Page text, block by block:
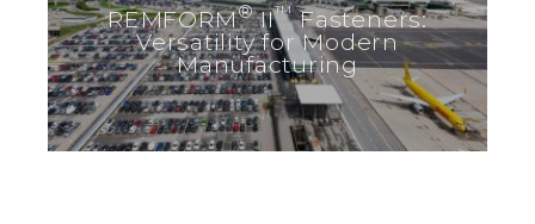
REMFORM®II™Fasteners:
Versatility for Modern
Manufacturing